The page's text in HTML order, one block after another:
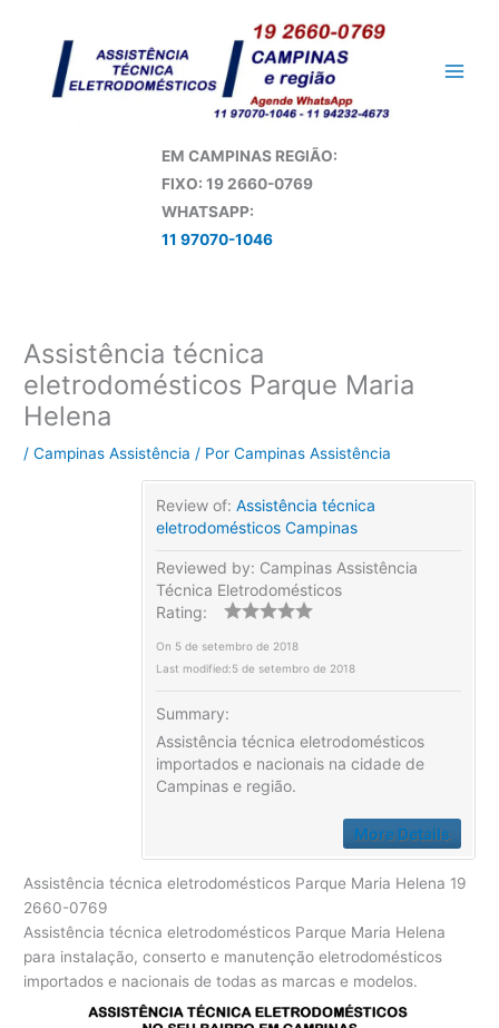
conteúdo
EM CAMPINAS REGIÃO:
FIXO: 19 2660-0769
WHATSAPP:
11 97070-1046
Assistência técnica
eletrodomésticos Parque Maria
Helena
/Campinas Assistência / PorCampinas Assistência
Review of: Assistência técnica
eletrodomésticos Campinas
Reviewed by: Campinas Assistência
Técnica Eletrodomésticos
Rating:
On 5 de setembro de 2018
Last modified:5 de setembro de 2018
Summary:
Assistência técnica eletrodomésticos
importados e nacionais na cidade de
Campinas e região.
More Details
Assistência técnica eletrodomésticos Parque Maria Helena 19
2660-0769
Assistência técnica eletrodomésticos Parque Maria Helena
para instalação, conserto e manutenção eletrodomésticos
importados e nacionais de todas as marcas e modelos.